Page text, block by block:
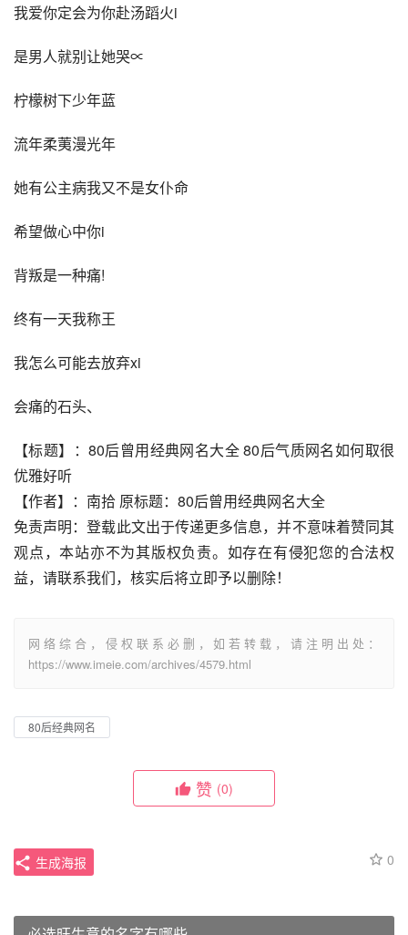
我爱你定会为你赴汤蹈火i
是男人就别让她哭∝
柠檬树下少年蓝
流年柔荑漫光年
她有公主病我又不是女仆命
希望做心中你i
背叛是一种痛!
终有一天我称王
我怎么可能去放弃xi
会痛的石头、
【标题】：80后曾用经典网名大全 80后气质网名如何取很
优雅好听
【作者】：南拾 原标题：80后曾用经典网名大全
免责声明：登载此文出于传递更多信息，并不意味着赞同其
观点，本站亦不为其版权负责。如存在有侵犯您的合法权
益，请联系我们，核实后将立即予以删除！
网络综合，侵权联系必删，如若转载，请注明出处：
https://www.imeie.com/archives/4579.html
80后经典网名
赞 (0)
0
生成海报